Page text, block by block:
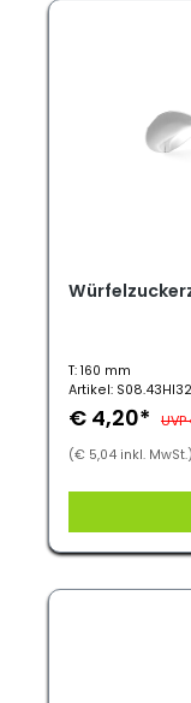
T: 160 mm
Artikel:
€ 4,20*
(€ 5,04 inkl. MwSt.)